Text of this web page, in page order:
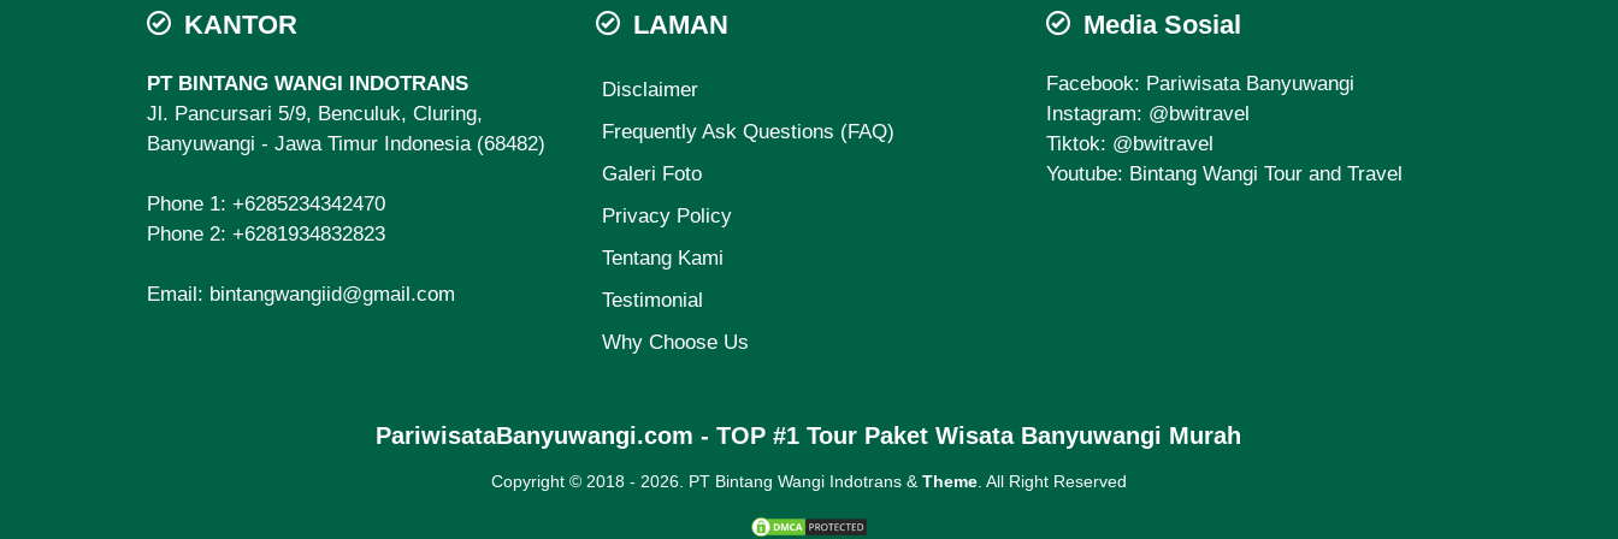
KANTOR
PT BINTANG WANGI INDOTRANS
Jl. Pancursari 5/9, Benculuk, Cluring,
Banyuwangi - Jawa Timur Indonesia (68482)
Phone 1: +6285234342470
Phone 2: +6281934832823
Email: bintangwangiid@gmail.com
LAMAN
Disclaimer
Frequently Ask Questions (FAQ)
Galeri Foto
Privacy Policy
Tentang Kami
Testimonial
Why Choose Us
Media Sosial
Facebook: Pariwisata Banyuwangi
Instagram: @bwitravel
Tiktok: @bwitravel
Youtube: Bintang Wangi Tour and Travel
PariwisataBanyuwangi.com - TOP #1 Tour Paket Wisata Banyuwangi Murah
Copyright © 2018 - 2026. PT Bintang Wangi Indotrans & Theme. All Right Reserved